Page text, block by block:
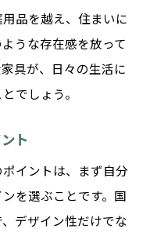
具を取り入れる理
ルなインテリアデ
への愛着
品を越え、住まいに
うな存在感を放って
具が、日々の生活に
でしょう。
ト
イントは、まず自分
を選ぶことです。国
デザイン性だけでな